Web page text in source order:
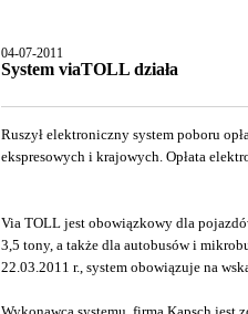
04-07-2011
System viaTOLL działa
Ruszył elektroniczny system poboru
ekspresowych i krajowych. Opłata
Via TOLL jest obowiązkowy dla
3,5 tony, a także dla autobusów i
22.03.2011 r., system obowiązuje na